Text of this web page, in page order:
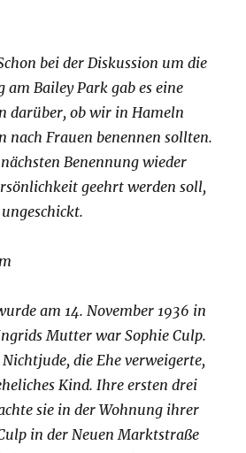
bei der Diskussion um die
am Bailey Park gab es eine
darüber, ob wir in Hameln
nach Frauen benennen sollten.
Benennung wieder
geehrt werden soll,
am 14. November 1936 in
Mutter war Sophie Culp.
die Ehe verweigerte,
Kind. Ihre ersten drei
sie in der Wohnung ihrer
in der Neuen Marktstraße